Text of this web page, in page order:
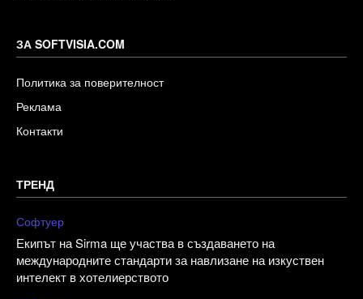
ЗА SOFTVISIA.COM
Политика за поверителност
Реклама
Контакти
ТРЕНД
Софтуер
Екипът на Sirma ще участва в създаването на
международните стандарти за навлизане на изкуствен
интелект в хотелиерството